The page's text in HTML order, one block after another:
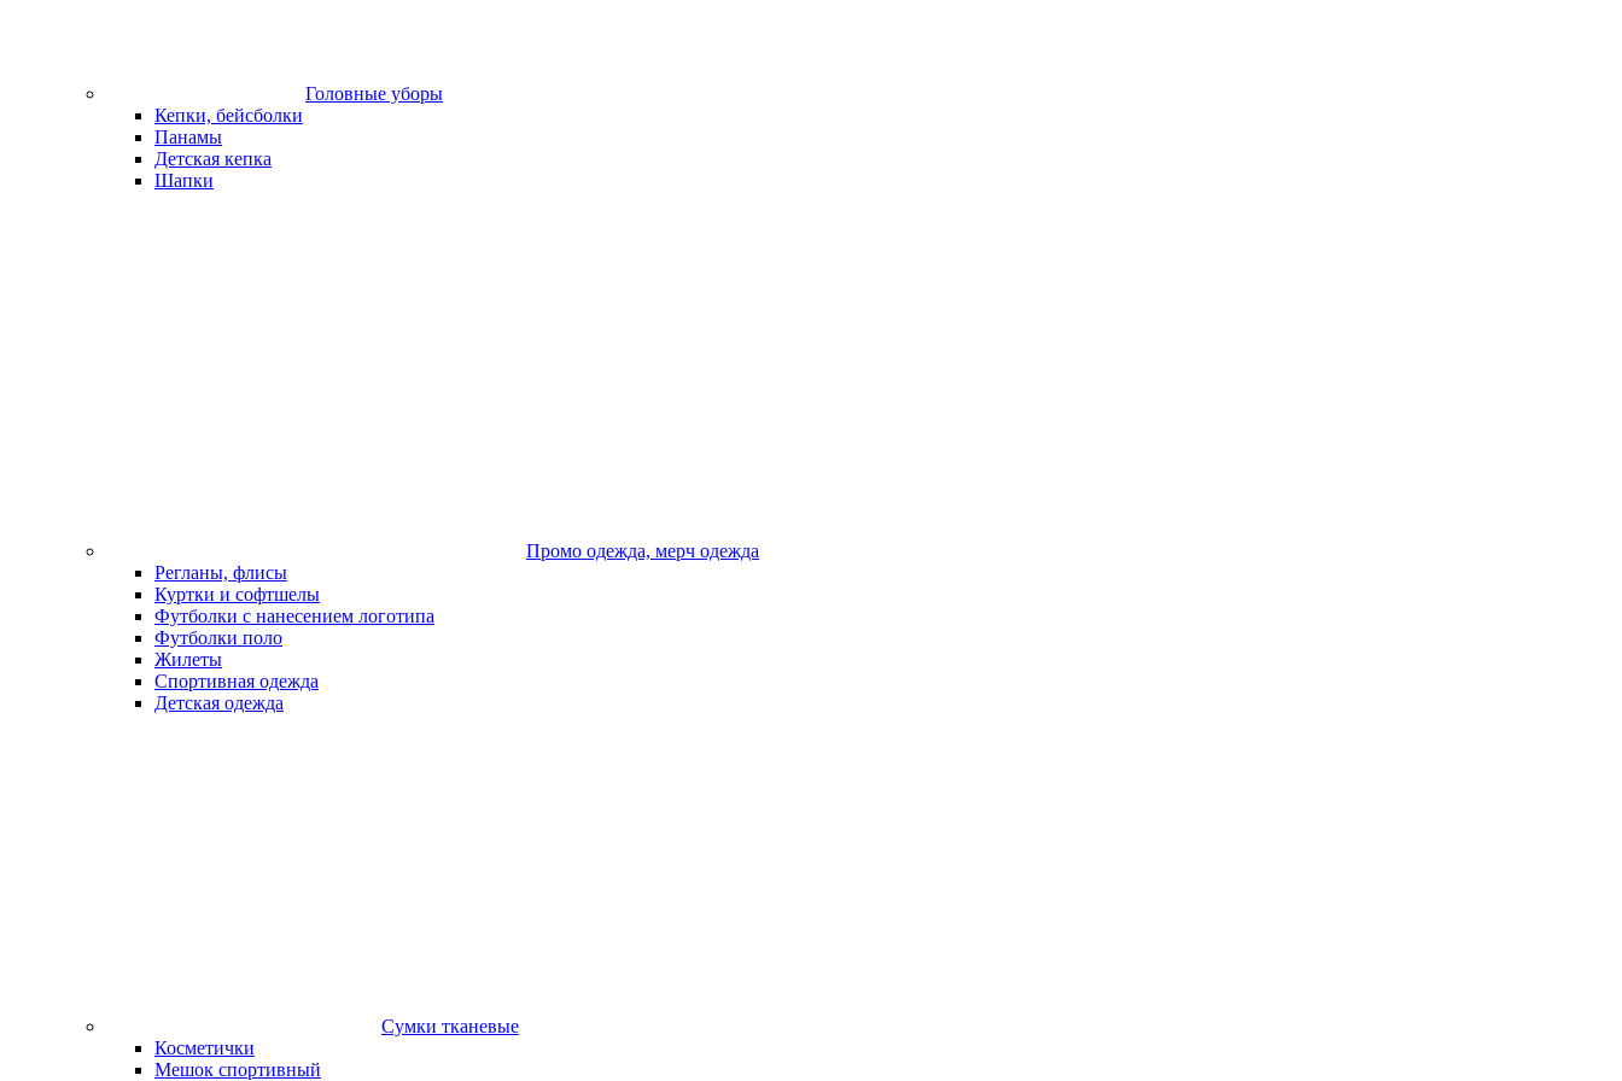
Головные уборы
Кепки, бейсболки
Панамы
Детская кепка
Шапки
Промо одежда, мерч одежда
Регланы, флисы
Куртки и софтшелы
Футболки с нанесением логотипа
Футболки поло
Жилеты
Спортивная одежда
Детская одежда
Сумки тканевые
Косметички
Мешок спортивный